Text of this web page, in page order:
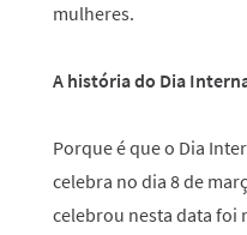
mulheres.
A história do Dia
Porque é que o Dia
celebra no dia 8 de
celebrou nesta data foi